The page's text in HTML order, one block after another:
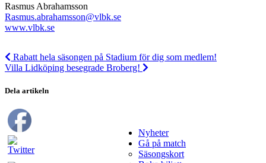
Rasmus Abrahamsson
Rasmus.abrahamsson@vlbk.se
www.vlbk.se
Rabatt hela säsongen på Stadium för dig som medlem!
Villa Lidköping besegrade Broberg!
Dela artikeln
Nyheter
Gå på match
Säsongskort